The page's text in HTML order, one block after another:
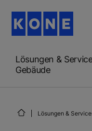
Lösungen &
Gebäude
Lösungen &